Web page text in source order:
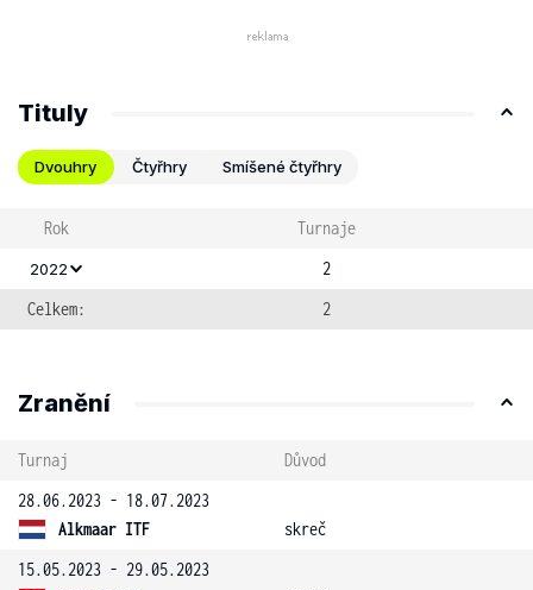
Tituly
Dvouhry Čtyřhry Smíšené čtyřhry
Rok Turnaje
2022
2
Celkem:
2
Zranění
Turnaj
Důvod
28.06.2023 - 18.07.2023
Alkmaar ITF
skreč
15.05.2023 - 29.05.2023